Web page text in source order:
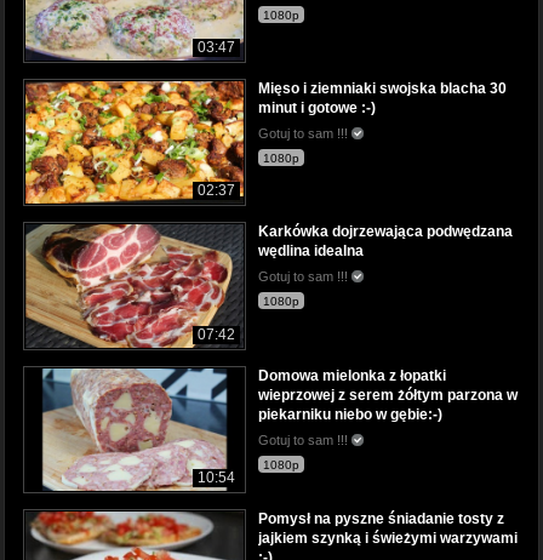
03:47
1080p
02:37
Mięso i ziemniaki swojska blacha 30
minut i gotowe :-)
Gotuj to sam !!!
1080p
07:42
Karkówka dojrzewająca podwędzana
wędlina idealna
Gotuj to sam !!!
1080p
10:54
Domowa mielonka z łopatki
wieprzowej z serem żółtym parzona w
piekarniku niebo w gębie:-)
Gotuj to sam !!!
1080p
Pomysł na pyszne śniadanie tosty z
jajkiem szynką i świeżymi warzywami